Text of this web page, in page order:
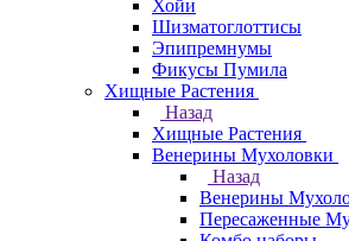
Хойи
Шизматоглоттисы
Эпипремнумы
Фикусы Пумила
Хищные Растения
Назад
Хищные Растения
Венерины Мухоловки
Назад
Венерины
Пересаженные